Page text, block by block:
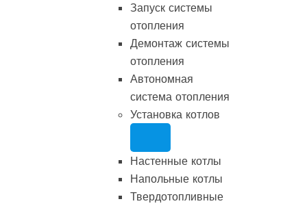
Запуск системы
отопления
Демонтаж системы
отопления
Автономная
система отопления
Установка котлов
Настенные котлы
Напольные котлы
Твердотопливные